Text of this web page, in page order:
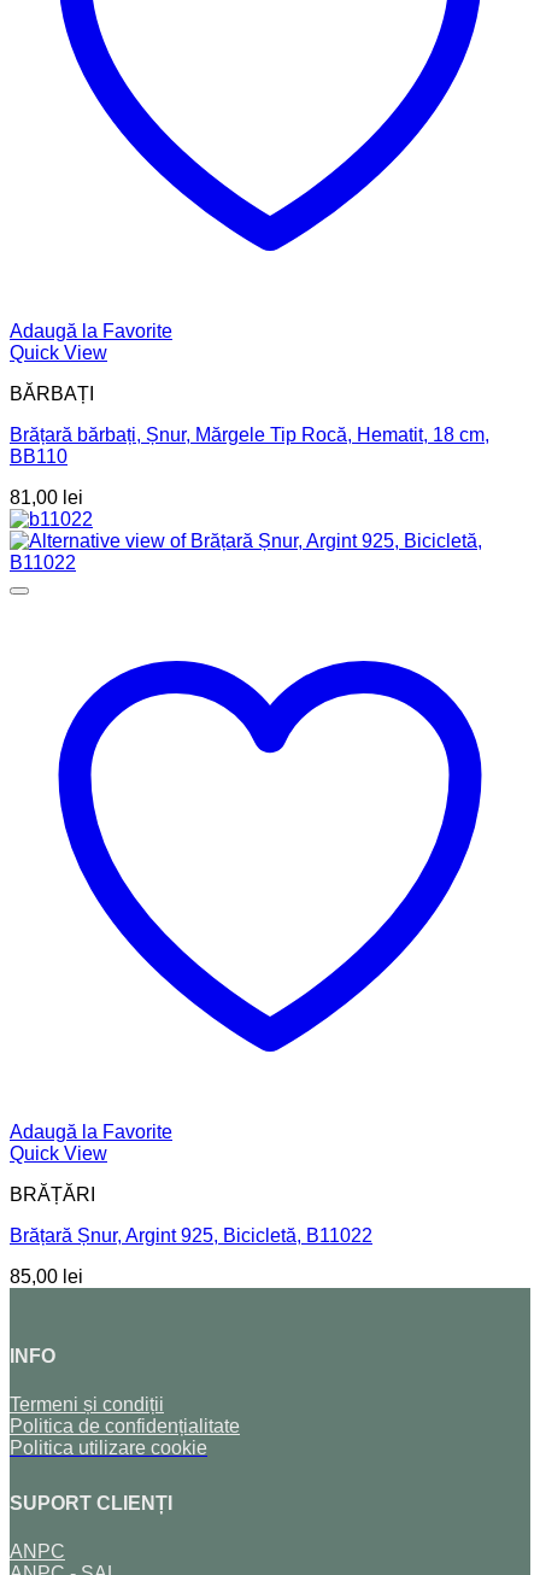
Adaugă la Favorite
Quick View
BĂRBAȚI
Brățară bărbați, Șnur, Mărgele Tip Rocă, Hematit, 18 cm,
BB110
81,00 lei
Adaugă la Favorite
Quick View
BRĂȚĂRI
Brățară Șnur, Argint 925, Bicicletă, B11022
85,00 lei
INFO
Termeni și condiții
Politica de confidențialitate
Politica utilizare cookie
SUPORT CLIENȚI
ANPC